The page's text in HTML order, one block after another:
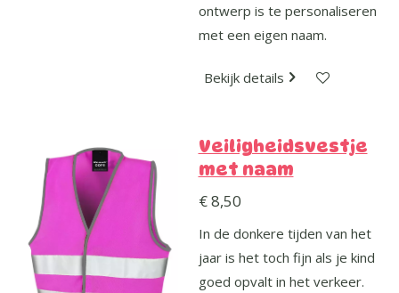
ontwerp is te personaliseren
met een eigen naam.
Bekijk details
Veiligheidsvestje
met naam
€ 8,50
In de donkere tijden van het
jaar is het toch fijn als je kind
goed opvalt in het verkeer.